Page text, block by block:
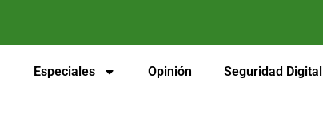
Especiales Opinión Seguridad Digital